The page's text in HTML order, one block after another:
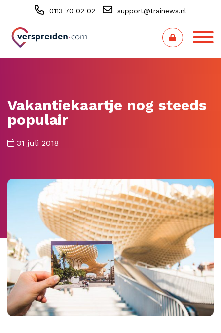
0113 70 02 02 support@trainews.nl
Vakantiekaartje nog steeds
populair
31 juli 2018